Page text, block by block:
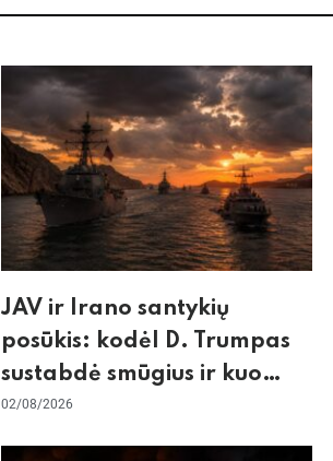
JAV ir Irano santykių
posūkis: kodėl D. Trumpas
sustabdė smūgius ir kuo
rizikuoja pasaulio
ekonomika
02/08/2026